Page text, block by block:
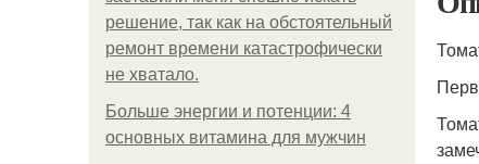
решение, так как на обстоятельный
ремонт времени катастрофически
не хватало.
Больше энергии и потенции: 4
основных витамина для мужчин